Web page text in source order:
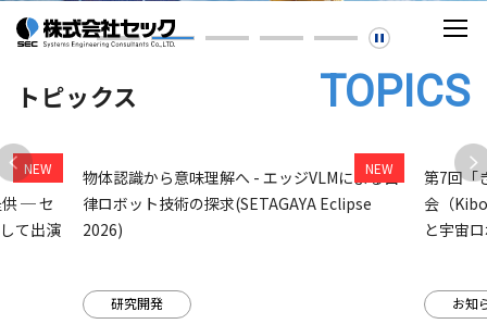
トピックス TOPICS
供 ─ セ
て出演
研究開発
物体認識から意味理解へ - エッジVLMによる自
律ロボット技術の探求(SETAGAYA Eclipse
2026)
お知
第7回「
会（
と宇宙